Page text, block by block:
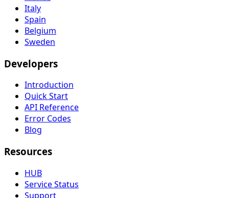
Italy
Spain
Belgium
Sweden
Developers
Introduction
Quick Start
API Reference
Error Codes
Blog
Resources
HUB
Service Status
Support